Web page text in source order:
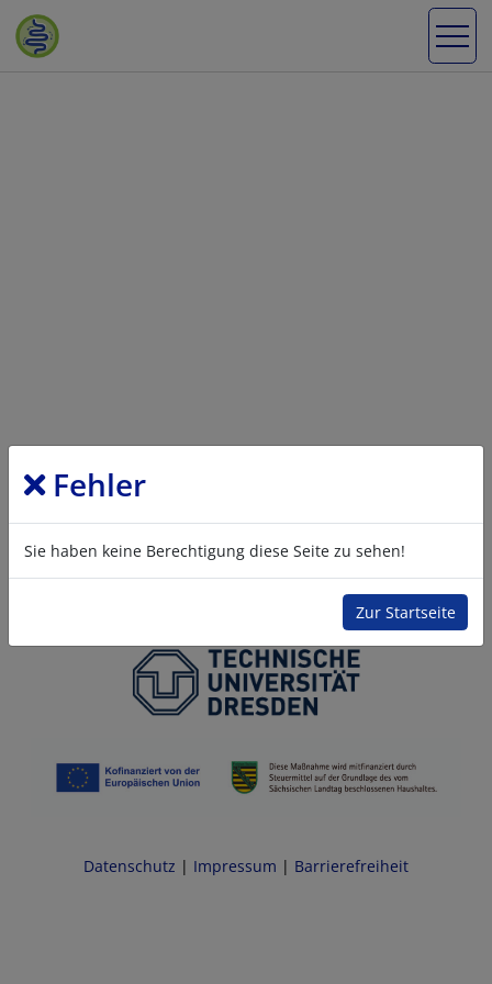
Fehler
Sie haben keine Berechtigung diese Seite zu sehen!
Zur Startseite
Datenschutz | Impressum | Barrierefreiheit